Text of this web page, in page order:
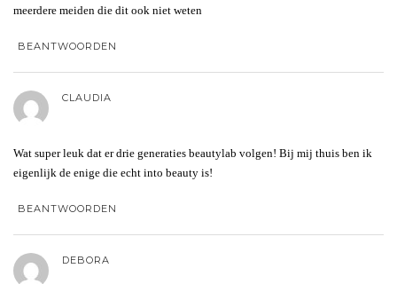
meerdere meiden die dit ook niet weten
BEANTWOORDEN
CLAUDIA
Wat super leuk dat er drie generaties beautylab volgen! Bij mij thuis ben ik
eigenlijk de enige die echt into beauty is!
BEANTWOORDEN
DEBORA